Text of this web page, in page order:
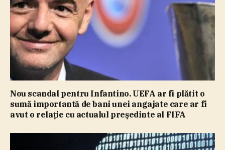
Nou scandal pentru Infantino. UEFA ar fi plătit o
sumă importantă de bani unei angajate care ar fi
avut o relaţie cu actualul preşedinte al FIFA